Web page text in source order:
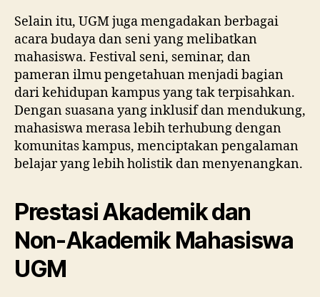
Selain itu, UGM juga mengadakan berbagai
acara budaya dan seni yang melibatkan
mahasiswa. Festival seni, seminar, dan
pameran ilmu pengetahuan menjadi bagian
dari kehidupan kampus yang tak terpisahkan.
Dengan suasana yang inklusif dan mendukung,
mahasiswa merasa lebih terhubung dengan
komunitas kampus, menciptakan pengalaman
belajar yang lebih holistik dan menyenangkan.
Prestasi Akademik dan
Non-Akademik Mahasiswa
UGM